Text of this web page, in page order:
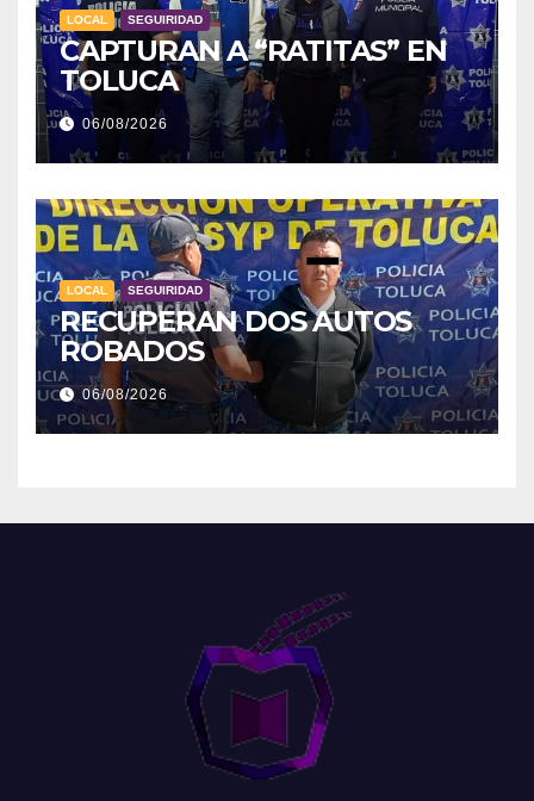
LOCAL SEGUIRIDAD
CAPTURAN A “RATITAS” EN
TOLUCA
06/08/2026
LOCAL SEGUIRIDAD
RECUPERAN DOS AUTOS
ROBADOS
06/08/2026